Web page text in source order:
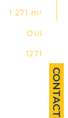
CONTACT
1 271 m²
OUI
1271